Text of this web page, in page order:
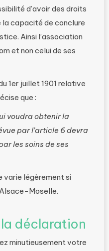
d’avoir des droits
capacité de conclure
Ainsi l’association
et non celui de ses
1er juillet 1901 relative
que :
voudra obtenir la
par l’article 6 devra
les soins de ses
varie légèrement si
Moselle.
déclaration
minutieusement votre